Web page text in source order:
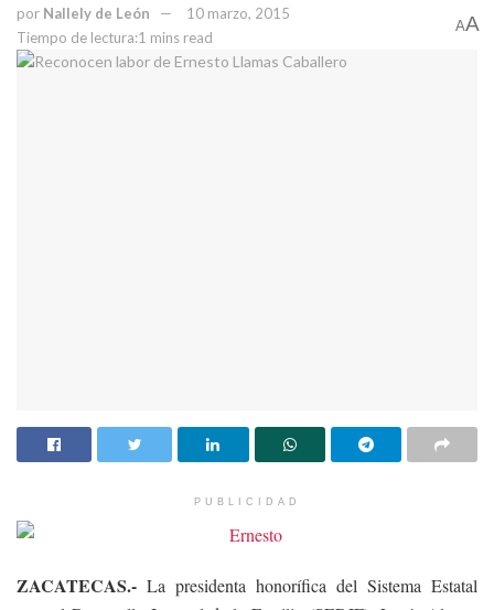
por Nallely de León
10 marzo, 2015
Tiempo de lectura:1 mins read
AA
PUBLICIDAD
ZACATECAS.- La presidenta honorífica del Sistema Estatal